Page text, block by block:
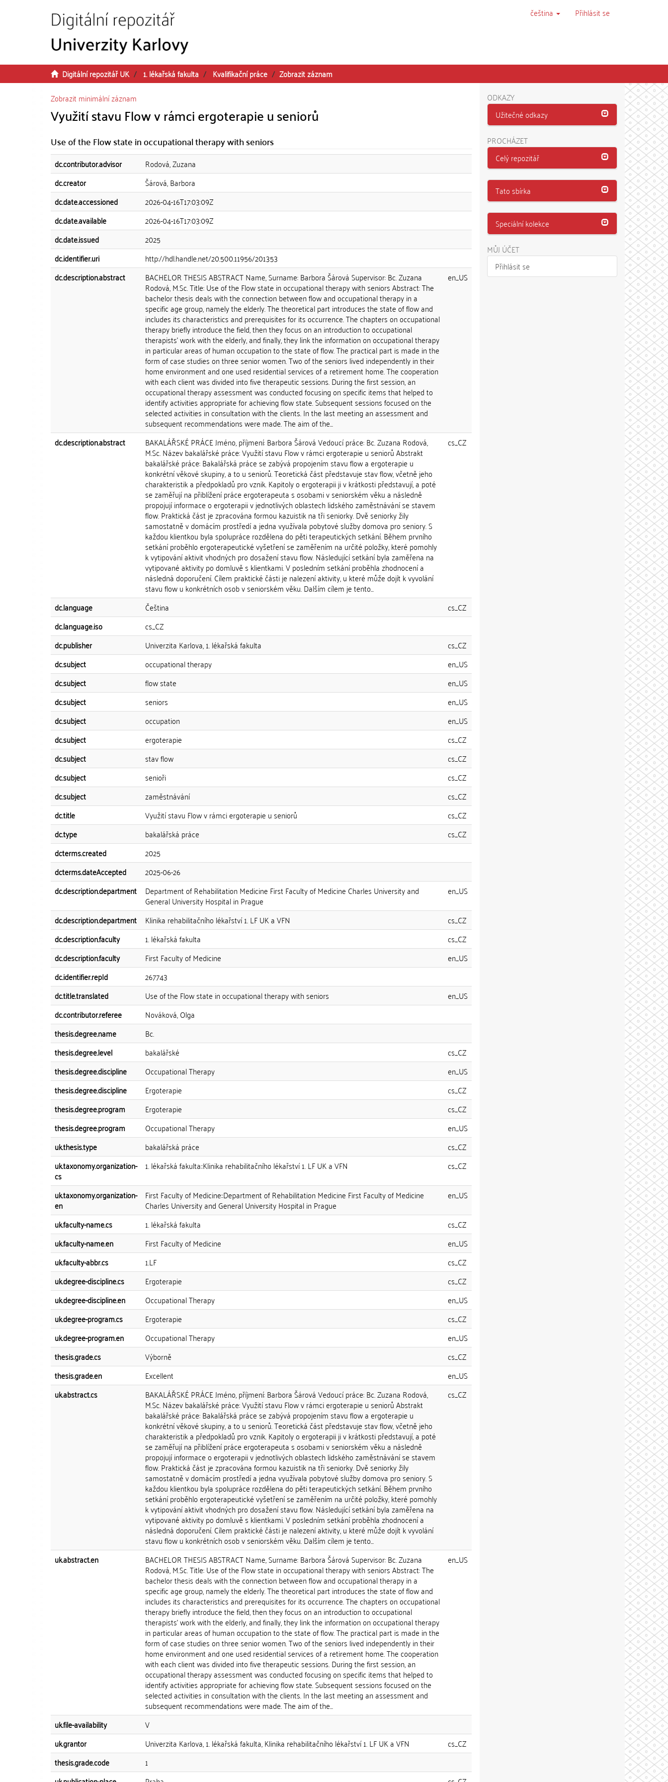
čeština Přihlásit se
Digitální repozitář UK 1. lékařská fakulta Kvalifikační práce
Zobrazit záznam
Zobrazit minimální záznam
Využití stavu Flow v rámci ergoterapie u seniorů
Use of the Flow state in occupational therapy with seniors
dc.contributor.advisor
Rodová, Zuzana
dc.creator
Šárová, Barbora
dc.date.accessioned
2026-04-16T17:03:09Z
dc.date.available
2026-04-16T17:03:09Z
dc.date.issued
2025
dc.identifier.uri
http://hdl.handle.net/20.500.11956/201353
dc.description.abstract
BACHELOR THESIS ABSTRACT Name, Surname: Barbora Šárová Supervisor: Bc. Zuzana
Rodová, M.Sc. Title: Use of the Flow state in occupational therapy with seniors Abstract: The
bachelor thesis deals with the connection between flow and occupational therapy in a
specific age group, namely the elderly. The theoretical part introduces the state of flow and
includes its characteristics and prerequisites for its occurrence. The chapters on occupational
therapy briefly introduce the field, then they focus on an introduction to occupational
therapists' work with the elderly, and finally, they link the information on occupational therapy
in particular areas of human occupation to the state of flow. The practical part is made in the
form of case studies on three senior women. Two of the seniors lived independently in their
home environment and one used residential services of a retirement home. The cooperation
with each client was divided into five therapeutic sessions. During the first session, an
occupational therapy assessment was conducted focusing on specific items that helped to
identify activities appropriate for achieving flow state. Subsequent sessions focused on the
selected activities in consultation with the clients. In the last meeting an assessment and
subsequent recommendations were made. The aim of the...
en_US
dc.description.abstract BAKALÁŘSKÉ PRÁCE Jméno, příjmení: Barbora Šárová Vedoucí práce: Bc. Zuzana Rodová,
M.Sc. Název bakalářské práce: Využití stavu Flow v rámci ergoterapie u seniorů Abstrakt
bakalářské práce: Bakalářská práce se zabývá propojením stavu flow a ergoterapie u
konkrétní věkové skupiny, a to u seniorů. Teoretická část představuje stav flow, včetně jeho
charakteristik a předpokladů pro vznik. Kapitoly o ergoterapii ji v krátkosti představují, a poté
se zaměřují na přiblížení práce ergoterapeuta s osobami v seniorském věku a následně
propojují informace o ergoterapii v jednotlivých oblastech lidského zaměstnávání se stavem
flow. Praktická část je zpracována formou kazuistik na tři seniorky. Dvě seniorky žily
samostatně v domácím prostředí a jedna využívala pobytové služby domova pro seniory. S
každou klientkou byla spolupráce rozdělena do pěti terapeutických setkání. Během prvního
setkání proběhlo ergoterapeutické vyšetření se zaměřením na určité položky, které pomohly
k vytipování aktivit vhodných pro dosažení stavu flow. Následující setkání byla zaměřena na
vytipované aktivity po domluvě s klientkami. V posledním setkání proběhla zhodnocení a
následná doporučení. Cílem praktické části je nalezení aktivity, u které může dojít k vyvolání
stavu flow u konkrétních osob v seniorském věku. Dalším cílem je tento...
cs_CZ
dc.language Čeština
cs_CZ
dc.language.iso
cs_CZ
dc.publisher
Univerzita Karlova, 1. lékařská fakulta
cs_CZ
dc.subject
occupational therapy
en_US
dc.subject
flow state
en_US
dc.subject
seniors
en_US
dc.subject
occupation
en_US
dc.subject
ergoterapie
cs_CZ
dc.subject
stav flow
cs_CZ
dc.subject
senioři
cs_CZ
dc.subject
zaměstnávání
cs_CZ
dc.title
Využití stavu Flow v rámci ergoterapie u seniorů
cs_CZ
dc.type
bakalářská práce
cs_CZ
dcterms.created
2025
dcterms.dateAccepted
2025-06-26
dc.description.department
Department of Rehabilitation Medicine First Faculty of Medicine Charles University and
General University Hospital in Prague
en_US
dc.description.department Klinika rehabilitačního lékařství 1. LF UK a VFN
cs_CZ
dc.description.faculty
1. lékařská fakulta
cs_CZ
dc.description.faculty
First Faculty of Medicine
en_US
dc.identifier.repId
267743
dc.title.translated
Use of the Flow state in occupational therapy with seniors
en_US
dc.contributor.referee
Nováková, Olga
thesis.degree.name
Bc.
thesis.degree.level
bakalářské
cs_CZ
thesis.degree.discipline
Occupational Therapy
en_US
thesis.degree.discipline
Ergoterapie
cs_CZ
thesis.degree.program
Ergoterapie
cs_CZ
thesis.degree.program
Occupational Therapy
en_US
uk.thesis.type
bakalářská práce
cs_CZ
uk.taxonomy.organization-
cs
1. lékařská fakulta::Klinika rehabilitačního lékařství 1. LF UK a VFN cs_CZ
uk.taxonomy.organization-
en
First Faculty of Medicine::Department of Rehabilitation Medicine First Faculty of Medicine
Charles University and General University Hospital in Prague
en_US
uk.faculty-name.cs 1. lékařská fakulta
cs_CZ
uk.faculty-name.en
First Faculty of Medicine
en_US
uk.faculty-abbr.cs
1.LF
cs_CZ
uk.degree-discipline.cs
Ergoterapie
cs_CZ
uk.degree-discipline.en
Occupational Therapy
en_US
uk.degree-program.cs
Ergoterapie
cs_CZ
uk.degree-program.en
Occupational Therapy
en_US
thesis.grade.cs
Výborně
cs_CZ
thesis.grade.en
Excellent
en_US
uk.abstract.cs
BAKALÁŘSKÉ PRÁCE Jméno, příjmení: Barbora Šárová Vedoucí práce: Bc. Zuzana Rodová,
M.Sc. Název bakalářské práce: Využití stavu Flow v rámci ergoterapie u seniorů Abstrakt
bakalářské práce: Bakalářská práce se zabývá propojením stavu flow a ergoterapie u
konkrétní věkové skupiny, a to u seniorů. Teoretická část představuje stav flow, včetně jeho
charakteristik a předpokladů pro vznik. Kapitoly o ergoterapii ji v krátkosti představují, a poté
se zaměřují na přiblížení práce ergoterapeuta s osobami v seniorském věku a následně
propojují informace o ergoterapii v jednotlivých oblastech lidského zaměstnávání se stavem
flow. Praktická část je zpracována formou kazuistik na tři seniorky. Dvě seniorky žily
samostatně v domácím prostředí a jedna využívala pobytové služby domova pro seniory. S
každou klientkou byla spolupráce rozdělena do pěti terapeutických setkání. Během prvního
setkání proběhlo ergoterapeutické vyšetření se zaměřením na určité položky, které pomohly
k vytipování aktivit vhodných pro dosažení stavu flow. Následující setkání byla zaměřena na
vytipované aktivity po domluvě s klientkami. V posledním setkání proběhla zhodnocení a
následná doporučení. Cílem praktické části je nalezení aktivity, u které může dojít k vyvolání
stavu flow u konkrétních osob v seniorském věku. Dalším cílem je tento...
cs_CZ
uk.abstract.en BACHELOR THESIS ABSTRACT Name, Surname: Barbora Šárová Supervisor: Bc. Zuzana
Rodová, M.Sc. Title: Use of the Flow state in occupational therapy with seniors Abstract: The
bachelor thesis deals with the connection between flow and occupational therapy in a
specific age group, namely the elderly. The theoretical part introduces the state of flow and
includes its characteristics and prerequisites for its occurrence. The chapters on occupational
therapy briefly introduce the field, then they focus on an introduction to occupational
therapists' work with the elderly, and finally, they link the information on occupational therapy
in particular areas of human occupation to the state of flow. The practical part is made in the
form of case studies on three senior women. Two of the seniors lived independently in their
home environment and one used residential services of a retirement home. The cooperation
with each client was divided into five therapeutic sessions. During the first session, an
occupational therapy assessment was conducted focusing on specific items that helped to
identify activities appropriate for achieving flow state. Subsequent sessions focused on the
selected activities in consultation with the clients. In the last meeting an assessment and
subsequent recommendations were made. The aim of the...
en_US
uk.file-availability
V
uk.grantor
Univerzita Karlova, 1. lékařská fakulta, Klinika rehabilitačního lékařství 1. LF UK a VFN
cs_CZ
thesis.grade.code
1
ODKAZY
Užitečné odkazy
PROCHÁZET
Celý repozitář
Tato sbírka
Speciální kolekce
MŮJ ÚČET
Přihlásit se